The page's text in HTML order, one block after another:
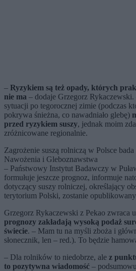
– Ryzykiem są też opady, których
nie ma – dodaje Grzegorz
sytuacji po tegorocznej zimie (podczas
pokrywa śnieżna, co nawadniało glebę)
przed ryzykiem suszy, jednak moim
zróżnicowane regionalnie.
Zagrożenie suszą rolniczą w Polsce
Nawożenia i Gleboznawstwa
– Państwowy Instytut Badawczy w
formułuje jeszcze prognoz, informuje
dotyczący suszy rolniczej, określający
terytorium Polski, zostanie
Grzegorz Rykaczewski z Pekao zwraca
prognozy zakładają wysoką podaż
świecie. – Mam tu na myśli zboża i
słonecznik, len – red.). To będzie
– Dla rolników to niedobrze, ale z
to pozytywna wiadomość –